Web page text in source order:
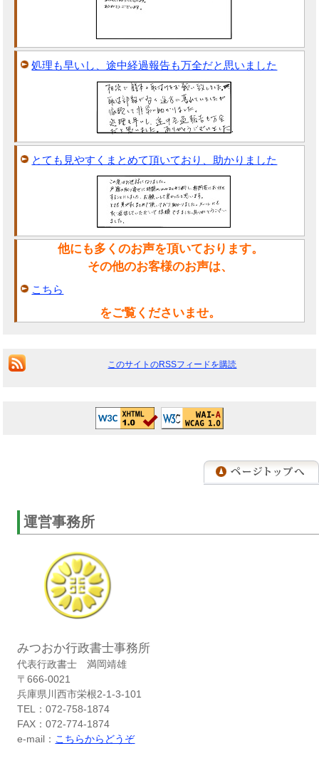
処理も早いし、途中経過報告も万全だと思いました
とても見やすくまとめて頂いており、助かりました
他にも多くのお声を頂いております。
その他のお客様のお声は、
こちら
をご覧くださいませ。
このサイトのRSSフィードを購読
運営事務所
みつおか行政書士事務所
代表行政書士 満岡靖雄
〒666-0021
兵庫県川西市栄根2-1-3-101
TEL：072-758-1874
FAX：072-774-1874
e-mail： こちらからどうぞ